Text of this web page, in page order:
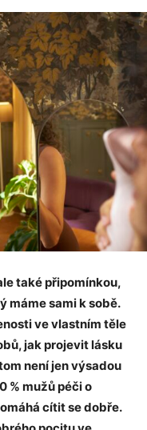
také připomínkou,
máme sami k sobě.
ve vlastním těle
jak projevit lásku
není jen výsadou
% mužů péči o
cítit se dobře.